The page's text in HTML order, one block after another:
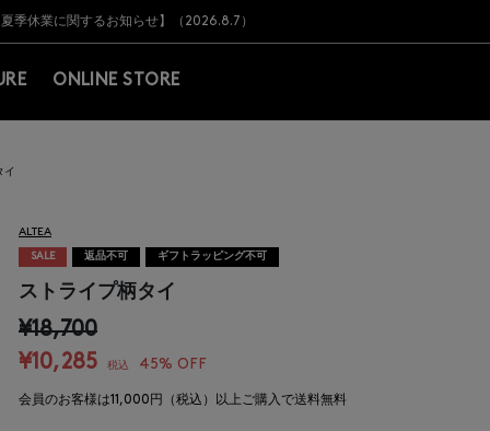
税込）以上のお買上げで常時送料無料！お買い物の際は会員登録を！
止のお知らせ】(2026.8.7)
季休業に関するお知らせ】（2026.8.7）
時停止のお知らせ】（2026.8.5）
によるお荷物のお届けについて
のご案内・ご注意事項
税込）以上のお買上げで常時送料無料！お買い物の際は会員登録を！
止のお知らせ】(2026.8.7)
ONLINE STORE
イ
ALTEA
SALE
返品不可 ギフトラッピング不可
ストライプ柄タイ
¥18,700
¥10,285
税込 45% OFF
会員のお客様は11,000円（税込）以上ご購入で送料無料